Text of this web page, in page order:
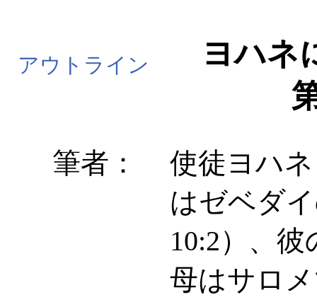
アウトライン
ヨハネ
筆者：
使徒ヨハ
はゼベダ
10:2）、
母はサロ